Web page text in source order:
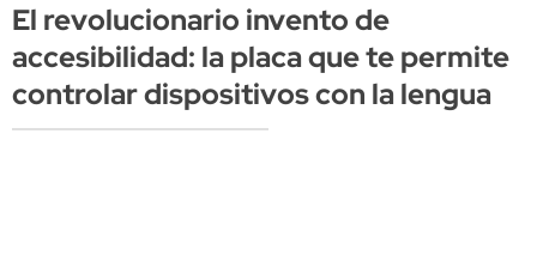
El revolucionario invento de
accesibilidad: la placa que te permite
controlar dispositivos con la lengua